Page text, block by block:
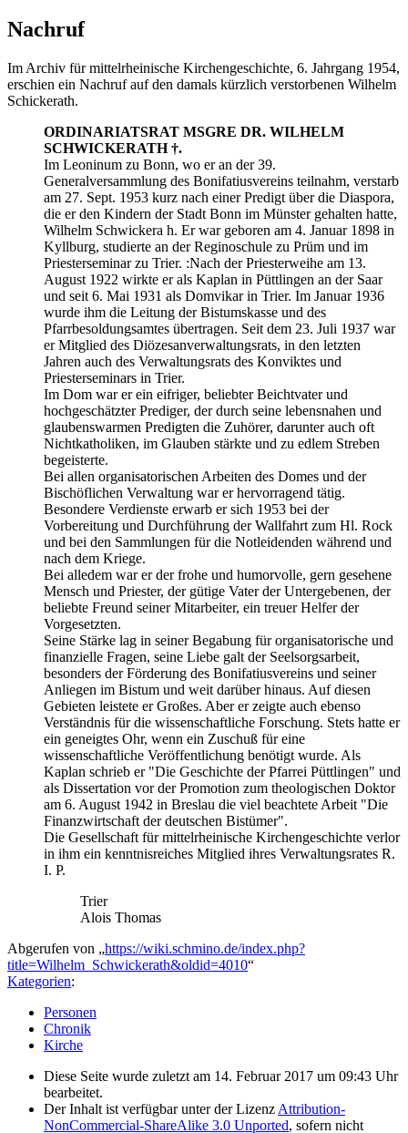
Nachruf
Im Archiv für mittelrheinische Kirchengeschichte, 6. Jahrgang 1954,
erschien ein Nachruf auf den damals kürzlich verstorbenen Wilhelm
Schickerath.
ORDINARIATSRAT MSGRE DR. WILHELM
SCHWICKERATH †.
Im Leoninum zu Bonn, wo er an der 39.
Generalversammlung des Bonifatiusvereins teilnahm, verstarb
am 27. Sept. 1953 kurz nach einer Predigt über die Diaspora,
die er den Kindern der Stadt Bonn im Münster gehalten hatte,
Wilhelm Schwickera h. Er war geboren am 4. Januar 1898 in
Kyllburg, studierte an der Reginoschule zu Prüm und im
Priesterseminar zu Trier. :Nach der Priesterweihe am 13.
August 1922 wirkte er als Kaplan in Püttlingen an der Saar
und seit 6. Mai 1931 als Domvikar in Trier. Im Januar 1936
wurde ihm die Leitung der Bistumskasse und des
Pfarrbesoldungsamtes übertragen. Seit dem 23. Juli 1937 war
er Mitglied des Diözesanverwaltungsrats, in den letzten
Jahren auch des Verwaltungsrats des Konviktes und
Priesterseminars in Trier.
Im Dom war er ein eifriger, beliebter Beichtvater und
hochgeschätzter Prediger, der durch seine lebensnahen und
glaubenswarmen Predigten die Zuhörer, darunter auch oft
Nichtkatholiken, im Glauben stärkte und zu edlem Streben
begeisterte.
Bei allen organisatorischen Arbeiten des Domes und der
Bischöflichen Verwaltung war er hervorragend tätig.
Besondere Verdienste erwarb er sich 1953 bei der
Vorbereitung und Durchführung der Wallfahrt zum Hl. Rock
und bei den Sammlungen für die Notleidenden während und
nach dem Kriege.
Bei alledem war er der frohe und humorvolle, gern gesehene
Mensch und Priester, der gütige Vater der Untergebenen, der
beliebte Freund seiner Mitarbeiter, ein treuer Helfer der
Vorgesetzten.
Seine Stärke lag in seiner Begabung für organisatorische und
finanzielle Fragen, seine Liebe galt der Seelsorgsarbeit,
besonders der Förderung des Bonifatiusvereins und seiner
Anliegen im Bistum und weit darüber hinaus. Auf diesen
Gebieten leistete er Großes. Aber er zeigte auch ebenso
Verständnis für die wissenschaftliche Forschung. Stets hatte er
ein geneigtes Ohr, wenn ein Zuschuß für eine
wissenschaftliche Veröffentlichung benötigt wurde. Als
Kaplan schrieb er "Die Geschichte der Pfarrei Püttlingen" und
als Dissertation vor der Promotion zum theologischen Doktor
am 6. August 1942 in Breslau die viel beachtete Arbeit "Die
Finanzwirtschaft der deutschen Bistümer".
Die Gesellschaft für mittelrheinische Kirchengeschichte verlor
in ihm ein kenntnisreiches Mitglied ihres Verwaltungsrates R.
I. P.
Trier
Alois Thomas
Abgerufen von „https://wiki.schmino.de/index.php?
title=Wilhelm_Schwickerath&oldid=4010“
Kategorien:
Personen
Chronik
Kirche
Diese Seite wurde zuletzt am 14. Februar 2017 um 09:43 Uhr
bearbeitet.
Der Inhalt ist verfügbar unter der Lizenz Attribution-
NonCommercial-ShareAlike 3.0 Unported, sofern nicht